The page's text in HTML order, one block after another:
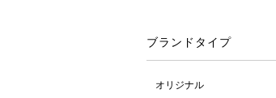
ブランドタイプ
オリジナル